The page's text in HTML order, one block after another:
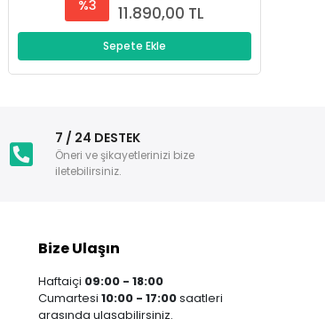
%3 11.890,00 TL
Sepete Ekle
7 / 24 DESTEK
Öneri ve şikayetlerinizi bize
iletebilirsiniz.
Bize Ulaşın
Haftaiçi 09:00 - 18:00
Cumartesi 10:00 - 17:00saatleri
arasında ulaşabilirsiniz.